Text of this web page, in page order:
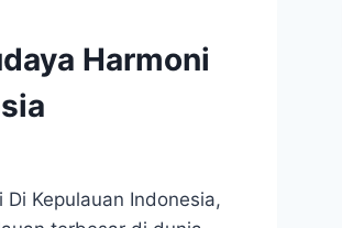
Harmoni
Kepulauan Indonesia,